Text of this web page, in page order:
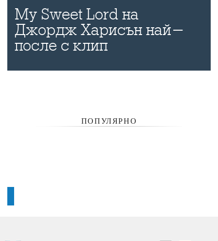
My Sweet Lord на
Джордж Харисън най-
после с клип
ПОПУЛЯРНО